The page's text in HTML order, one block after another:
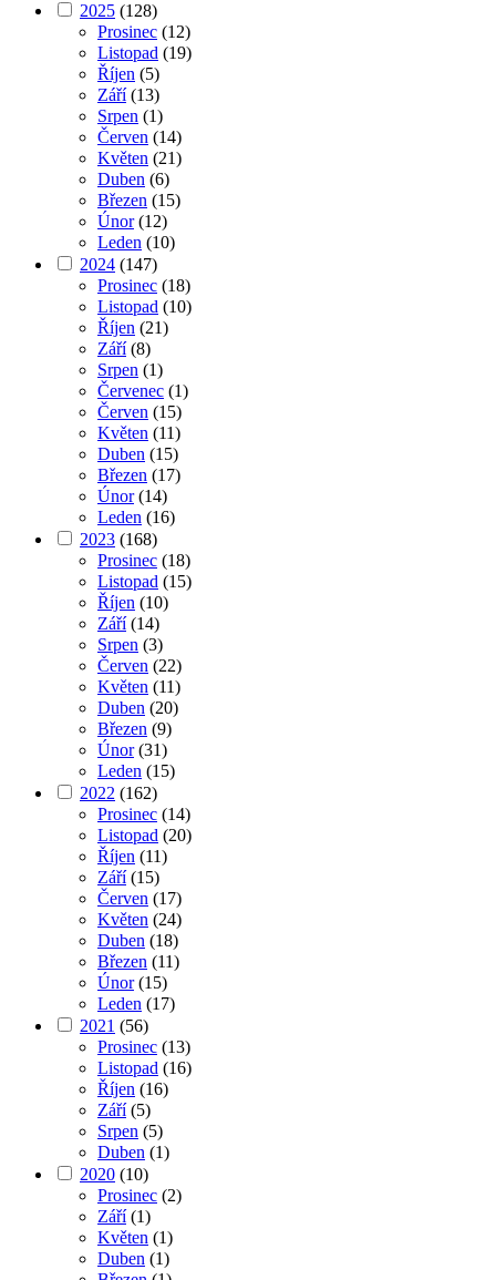
2025 (128)
Prosinec (12)
Listopad (19)
Říjen (5)
Září(13)
Srpen (1)
Červen (14)
Květen (21)
Duben (6)
Březen (15)
Únor(12)
Leden (10)
2024 (147)
Prosinec (18)
Listopad (10)
Říjen (21)
Září(8)
Srpen (1)
Červenec (1)
Červen (15)
Květen (11)
Duben (15)
Březen (17)
Únor(14)
Leden (16)
2023 (168)
Prosinec (18)
Listopad (15)
Říjen (10)
Září(14)
Srpen (3)
Červen (22)
Květen (11)
Duben (20)
Březen (9)
Únor(31)
Leden (15)
2022 (162)
Prosinec (14)
Listopad (20)
Říjen (11)
Září(15)
Červen (17)
Květen (24)
Duben (18)
Březen (11)
Únor(15)
Leden (17)
2021 (56)
Prosinec (13)
Listopad (16)
Říjen (16)
Září(5)
Srpen (5)
Duben (1)
2020 (10)
Prosinec (2)
Září(1)
Květen (1)
Duben (1)